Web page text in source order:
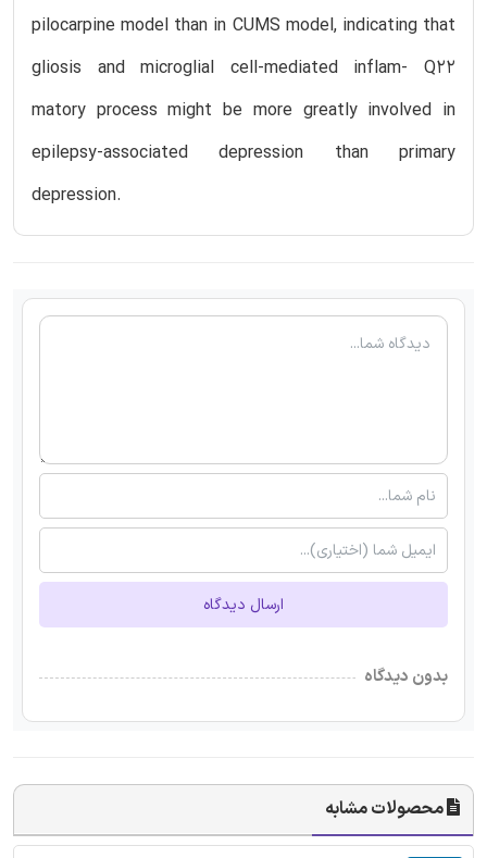
pilocarpine model than in CUMS model, indicating that
gliosis and microglial cell-mediated inflam- Q22
matory process might be more greatly involved in
epilepsy-associated depression than primary
depression.
ارسال دیدگاه
بدون دیدگاه
محصولات مشابه